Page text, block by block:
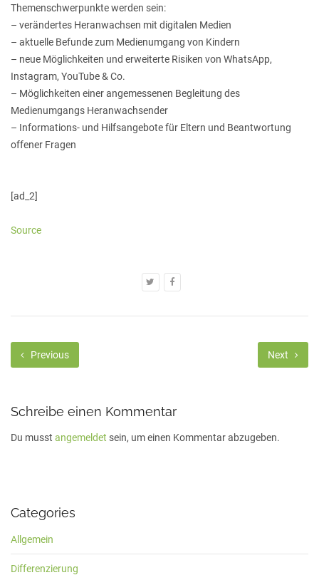
Themenschwerpunkte werden sein:
– verändertes Heranwachsen mit digitalen Medien
– aktuelle Befunde zum Medienumgang von Kindern
– neue Möglichkeiten und erweiterte Risiken von WhatsApp,
Instagram, YouTube & Co.
– Möglichkeiten einer angemessenen Begleitung des
Medienumgangs Heranwachsender
– Informations- und Hilfsangebote für Eltern und Beantwortung
offener Fragen
[ad_2]
Source
Previous Next
Schreibe einen Kommentar
Du musst angemeldet sein, um einen Kommentar abzugeben.
Categories
Allgemein
Differenzierung